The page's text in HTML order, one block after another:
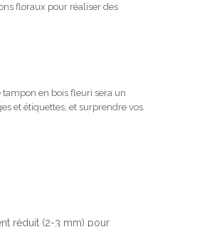
floraux pour réaliser des
en bois fleuri sera un
et étiquettes, et surprendre vos
réduit (2-3 mm) pour